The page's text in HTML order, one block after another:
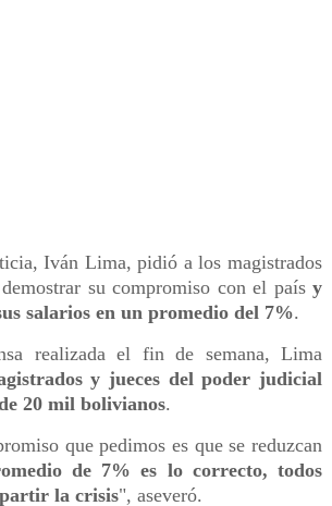
Iván Lima, pidió a los magistrados
su compromiso con el paísy
salarios en un promedio del 7%.
realizada el fin de semana, Lima
y jueces del poder judicial
20 mil bolivianos.
que pedimos es que se reduzcan
de 7% es lo correcto, todos
la crisis", aseveró.